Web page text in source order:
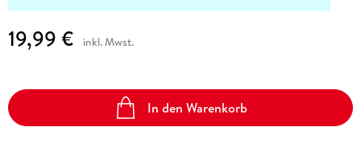
19,99 € inkl. Mwst.
In den Warenkorb